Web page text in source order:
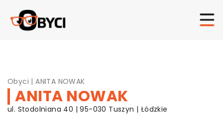
Obyci |ANITA NOWAK
ANITA NOWAK
ul. Stodolniana 40 | 95-030 Tuszyn | Łódzkie